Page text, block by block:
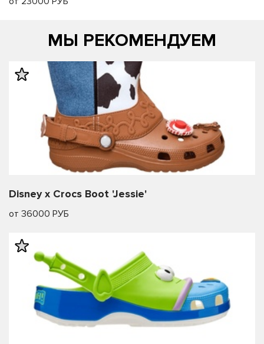
МЫ РЕКОМЕНДУЕМ
Disney x Crocs Boot 'Jessie'
от 36000 РУБ